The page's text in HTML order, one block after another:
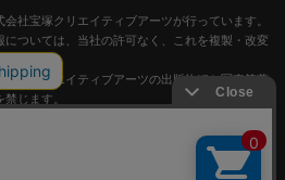
社宝塚クリエイティブアーツが行っています。
ついては、当社の許可なく、これを複製・改変
塚クリエイティブアーツの出版物ほか写真等著
じます。